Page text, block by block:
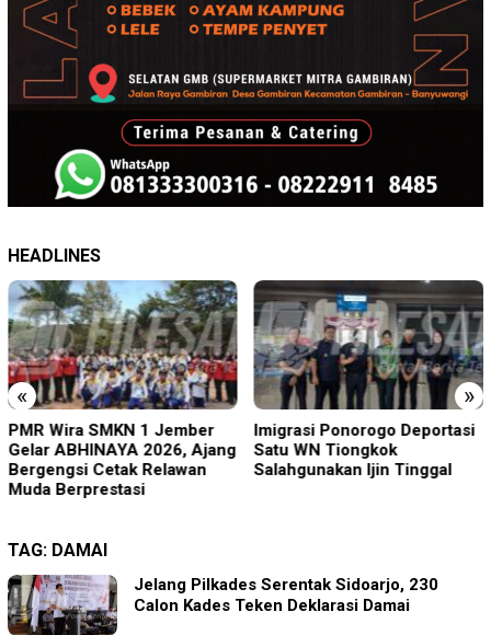
HEADLINES
« »
PMR Wira SMKN 1 Jember
Gelar ABHINAYA 2026, Ajang
Bergengsi Cetak Relawan
Muda Berprestasi
Imigrasi Ponorogo Deportasi
Satu WN Tiongkok
Salahgunakan Ijin Tinggal
TAG: DAMAI
Jelang Pilkades Serentak Sidoarjo, 230
Calon Kades Teken Deklarasi Damai